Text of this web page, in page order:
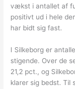
vækst i antallet af
positivt ud i hele
har bidt sig fast.
I Silkeborg er
stigende. Over de
21,2 pct., og
klarer sig bedst. Til